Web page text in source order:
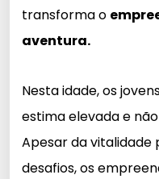
transforma o
aventura.
Nesta idade, os
estima elevada e
Apesar da vitalidade
desafios, os